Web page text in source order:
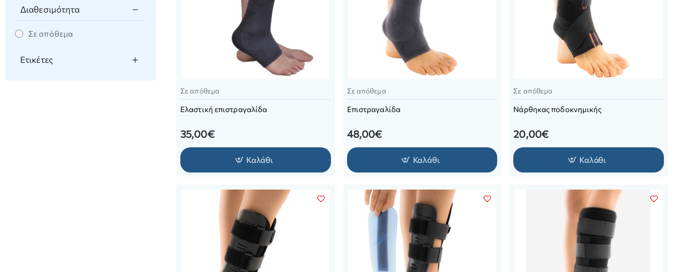
Διαθεσιμότητα
Σε απόθεμα
Ετικέτες
Σε απόθεμα
Ελαστική επιστραγαλίδα
35,00€
Καλάθι
Σε απόθεμα
Επιστραγαλίδα
48,00€
Καλάθι
Σε απόθεμα
Νάρθηκας ποδοκνημικής
20,00€
Καλάθι